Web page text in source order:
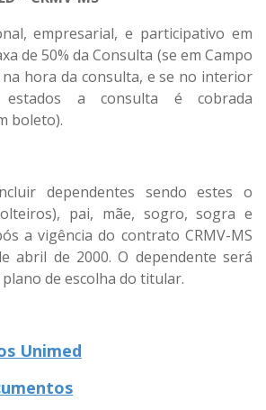
empresarial, e participativo em
de 50% da Consulta (se em Campo
hora da consulta, e se no interior
a consulta é cobrada
boleto).
dependentes sendo estes o
pai, mãe, sogro, sogra e
a vigência do contrato CRMV-MS
abril de 2000. O dependente será
de escolha do titular.
Unimed